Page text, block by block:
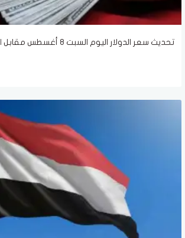
تحديث سعر الدولار اليوم السبت 8 أغسطس مقابل الجنيه المصري